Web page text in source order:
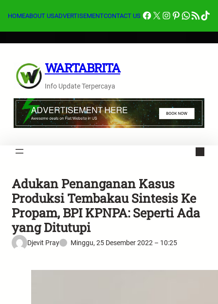
HOMEABOUT USADVERTISEMENTCONTACT US Facebook
X Instagram
Pinterest
Feed RSS
WARTABRITA
Info Update Terpercaya
Adukan Penanganan Kasus
Produksi Tembakau Sintesis Ke
Propam, BPI KPNPA: Seperti Ada
yang Ditutupi
Djevit Pray Minggu, 25 Desember 2022 – 10:25